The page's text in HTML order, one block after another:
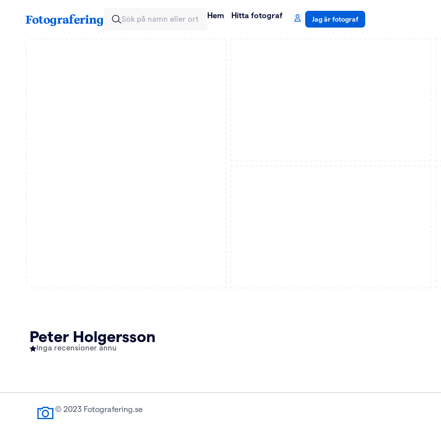
Fotografering Sök på namn eller ort Hem Hitta fotograf Jag är fotograf
Peter Holgersson
Inga recensioner ännu
© 2023 Fotografering.se